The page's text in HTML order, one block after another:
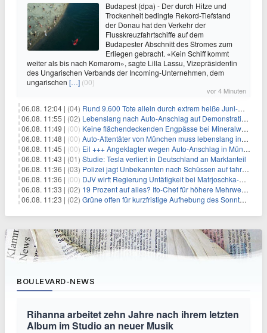
Budapest (dpa) - Der durch Hitze und
Trockenheit bedingte Rekord-Tiefstand
der Donau hat den Verkehr der
Flusskreuzfahrtschiffe auf dem
Budapester Abschnitt des Stromes zum
Erliegen gebracht. «Kein Schiff kommt
weiter als bis nach Komarom», sagte Lilla Lassu, Vizepräsidentin
des Ungarischen Verbands der Incoming-Unternehmen, dem
ungarischen […] (00)
vor 4 Minuten
06.08. 12:04 | (04) Rund 9.600 Tote allein durch extrem heiße Juni-Woche
06.08. 11:55 | (02) Lebenslang nach Auto-Anschlag auf Demonstration in München
06.08. 11:49 | (00) Keine flächendeckenden Engpässe bei Mineralwasser
06.08. 11:48 | (00) Auto-Attentäter von München muss lebenslang ins Gefängnis
06.08. 11:45 | (00) Eil +++ Angeklagter wegen Auto-Anschlag in München zu lebenslanger Haft verurteilt
06.08. 11:43 | (01) Studie: Tesla verliert in Deutschland an Marktanteil
06.08. 11:36 | (03) Polizei jagt Unbekannten nach Schüssen auf fahrendes Auto
06.08. 11:36 | (00) DJV wirft Regierung Untätigkeit bei Matrjoschka-Kampagne vor
06.08. 11:33 | (02) 19 Prozent auf alles? Ifo-Chef für höhere Mehrwertsteuer
06.08. 11:23 | (02) Grüne offen für kurzfristige Aufhebung des Sonntagsfahrverbots
BOULEVARD-NEWS
Rihanna arbeitet zehn Jahre nach ihrem letzten
Album im Studio an neuer Musik